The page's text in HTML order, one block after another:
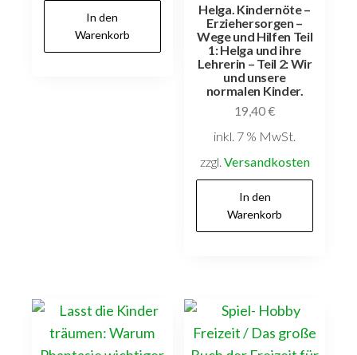
In den
Warenkorb
Helga. Kindernöte –
Erziehersorgen –
Wege und Hilfen Teil
1: Helga und ihre
Lehrerin – Teil 2: Wir
und unsere
normalen Kinder.
19,40€
inkl. 7 % MwSt.
zzgl. Versandkosten
In den
Warenkorb